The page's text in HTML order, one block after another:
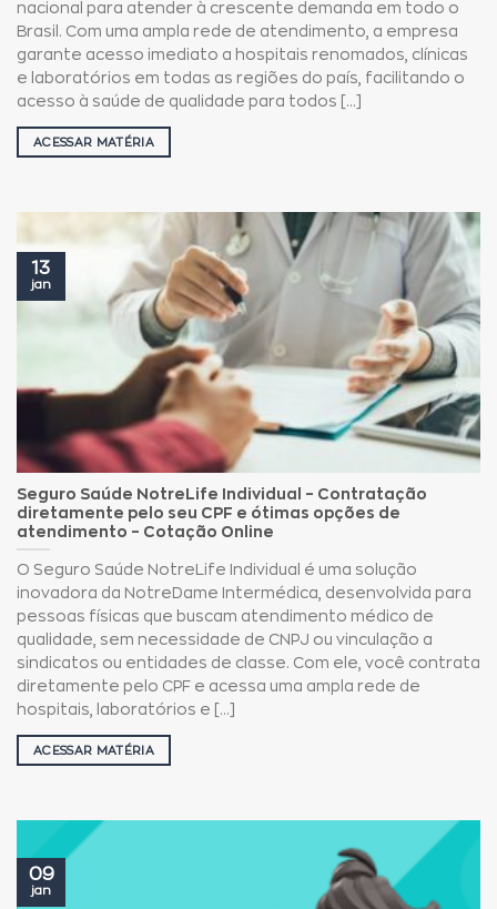
nacional para atender à crescente demanda em todo o
Brasil. Com uma ampla rede de atendimento, a empresa
garante acesso imediato a hospitais renomados, clínicas
e laboratórios em todas as regiões do país, facilitando o
acesso à saúde de qualidade para todos [...]
ACESSAR MATÉRIA
Seguro Saúde NotreLife Individual – Contratação
diretamente pelo seu CPF e ótimas opções de
atendimento – Cotação Online
O Seguro Saúde NotreLife Individual é uma solução
inovadora da NotreDame Intermédica, desenvolvida para
pessoas físicas que buscam atendimento médico de
qualidade, sem necessidade de CNPJ ou vinculação a
sindicatos ou entidades de classe. Com ele, você contrata
diretamente pelo CPF e acessa uma ampla rede de
hospitais, laboratórios e [...]
ACESSAR MATÉRIA
13
jan
09
jan